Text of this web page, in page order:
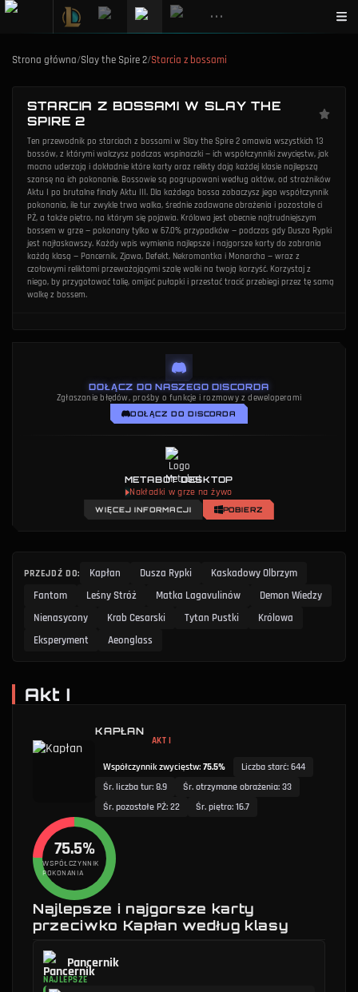
•••
Strona główna/Slay the Spire 2/Starcia z bossami
STARCIA Z BOSSAMI W SLAY THE
SPIRE 2
Ten przewodnik po starciach z bossami w Slay the Spire 2 omawia wszystkich 13
bossów, z którymi walczysz podczas wspinaczki — ich współczynniki zwycięstw, jak
mocno uderzają i dokładnie które karty oraz relikty dają każdej klasie najlepszą
szansę na ich pokonanie. Bossowie są pogrupowani według aktów, od strażników
Aktu I po brutalne finały Aktu III. Dla każdego bossa zobaczysz jego współczynnik
pokonania, ile tur zwykle trwa walka, średnie zadawane obrażenia i pozostałe ci
PŻ, a także piętro, na którym się pojawia. Królowa jest obecnie najtrudniejszym
bossem w grze — pokonany tylko w 67.0% przypadków — podczas gdy Dusza Rypki
jest najłaskawszy. Każdy wpis wymienia najlepsze i najgorsze karty do zabrania
każdą klasą — Pancernik, Zjawa, Defekt, Nekromantka i Monarcha — wraz z
czołowymi reliktami przeważającymi szalę walki na twoją korzyść. Korzystaj z
niego, by przygotować talię, omijać pułapki i przestać tracić przebiegi przez tę samą
walkę z bossem.
DOŁĄCZ DO NASZEGO DISCORDA
Zgłaszanie błędów, prośby o funkcje i rozmowy z deweloperami
DOŁĄCZ DO DISCORDA
METABOT DESKTOP
Coaching oparty na AI
WIĘCEJ INFORMACJI POBIERZ
PRZEJDŹ DO: Kapłan Dusza Rypki
Kaskadowy Olbrzym
Fantom
Leśny Stróż Matka Lagavulinów
Demon Wiedzy
Nienasycony
Krab Cesarski Tytan Pustki
Królowa
Eksperyment
Aeonglass
Akt I
KAPŁAN
AKT I
Współczynnik zwycięstw: 75.5% Liczba starć: 644
Śr. liczba tur: 8.9 Śr. otrzymane obrażenia: 33
Śr. pozostałe PŻ: 22 Śr. piętro: 16.7
75.5%
WSPÓŁCZYNNIK
POKONANIA
Najlepsze i najgorsze karty
przeciwko Kapłan według klasy
Pancernik
NAJLEPSZE